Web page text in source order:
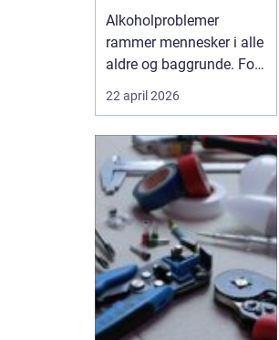
professionel støtte
Alkoholproblemer
rammer mennesker i alle
aldre og baggrunde. For
mange starter det med
hyggedrik på arbejde
langsomt får alkoholen
mere magt over
hverdagen. Når drikkeriet
begynder at styre tanker,
relationer og helbred,
kan
22 april 2026